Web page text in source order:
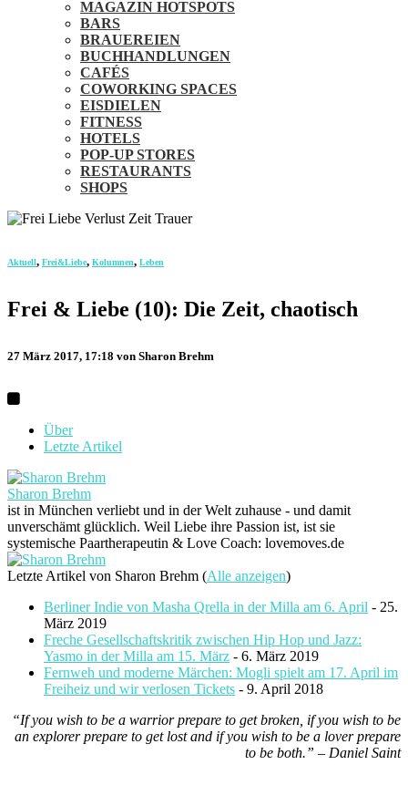
MAGAZIN HOTSPOTS
BARS
BRAUEREIEN
BUCHHANDLUNGEN
CAFÉS
COWORKING SPACES
EISDIELEN
FITNESS
HOTELS
POP-UP STORES
RESTAURANTS
SHOPS
Aktuell, Frei&Liebe, Kolumnen, Leben
Frei & Liebe (10): Die Zeit, chaotisch
27 März 2017, 17:18 von Sharon Brehm
Über
Letzte Artikel
Sharon Brehm
ist in München verliebt und in der Welt zuhause - und damit
unverschämt glücklich. Weil Liebe ihre Passion ist, ist sie
systemische Paartherapeutin & Love Coach: lovemoves.de
Letzte Artikel von Sharon Brehm (Alle anzeigen)
Berliner Indie von Masha Qrella in der Milla am 6. April - 25.
März 2019
Freche Gesellschaftskritik zwischen Hip Hop und Jazz:
Yasmo in der Milla am 15. März - 6. März 2019
Fernweh und moderne Märchen: Mogli spielt am 17. April im
Freiheiz und wir verlosen Tickets - 9. April 2018
“If you wish to be a warrior prepare to get broken, if you wish to be
an explorer prepare to get lost and if you wish to be a lover prepare
to be both.” – Daniel Saint